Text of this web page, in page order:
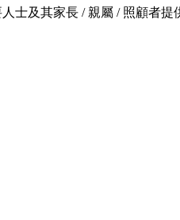
士及其家長 / 親屬 / 照顧者